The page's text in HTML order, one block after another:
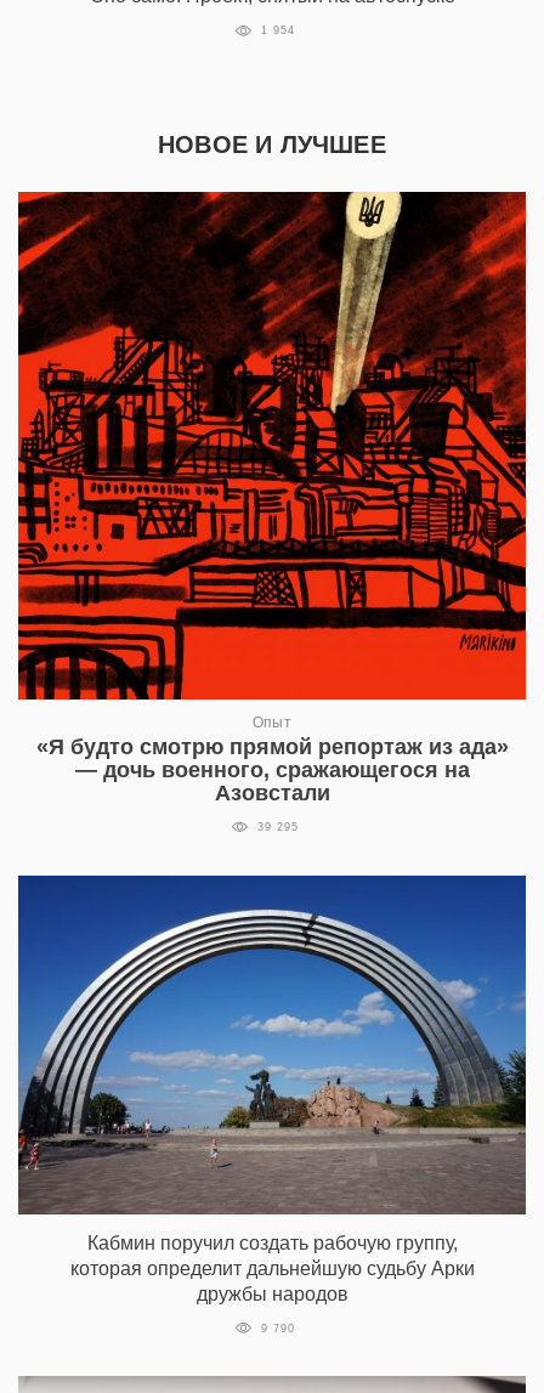
1 954
НОВОЕ И ЛУЧШЕЕ
Опыт
«Я будто смотрю прямой репортаж из ада»
— дочь военного, сражающегося на
Азовстали
39 295
Кабмин поручил создать рабочую группу,
которая определит дальнейшую судьбу Арки
дружбы народов
9 790